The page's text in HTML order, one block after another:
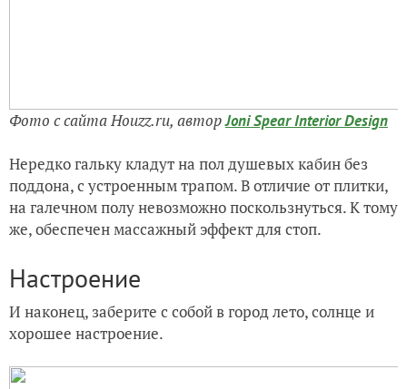
Фото с сайта Houzz.ru, авторJoni Spear Interior Design
Нередко гальку кладут на пол душевых кабин без
поддона, с устроенным трапом. В отличие от плитки,
на галечном полу невозможно поскользнуться. К тому
же, обеспечен массажный эффект для стоп.
Настроение
И наконец, заберите с собой в город лето, солнце и
хорошее настроение.